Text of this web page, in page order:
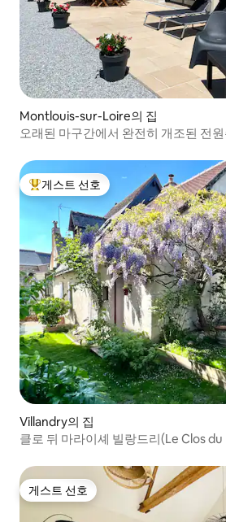
Montlouis-sur-Loire의 집
오래된 마구간에서 완전히 개조된 전
상위 게스트 선호
게스트 선호
Villandry의 집
클로 뒤 마라이셰 빌랑드리(Le Clos
게스트 선호
게스트 선호